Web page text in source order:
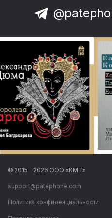
© 2015—2026 ООО «КМТ»
support@patephone.com
Политика конфиденциальности